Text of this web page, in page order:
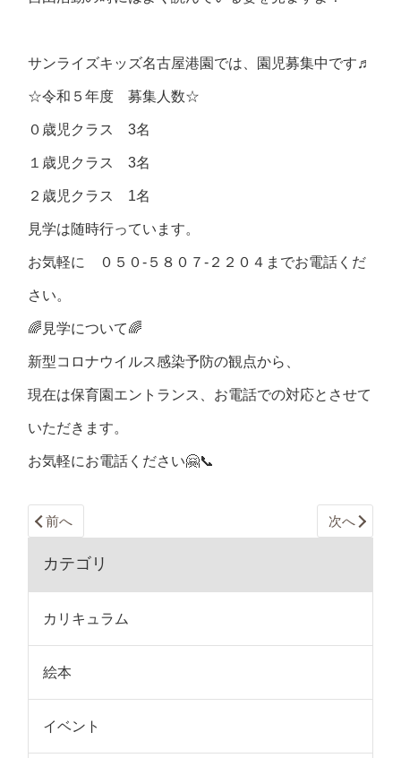
サンライズキッズ名古屋港園では、園児募集中です♬
☆令和５年度 募集人数☆
０歳児クラス 3名
１歳児クラス 3名
２歳児クラス 1名
見学は随時行っています。
お気軽に ０５０-５８０７-２２０４までお電話くだ
さい。
🌈見学について🌈
新型コロナウイルス感染予防の観点から、
現在は保育園エントランス、お電話での対応とさせて
いただきます。
お気軽にお電話ください🤗📞
前へ 次へ
カテゴリ
カリキュラム
絵本
イベント